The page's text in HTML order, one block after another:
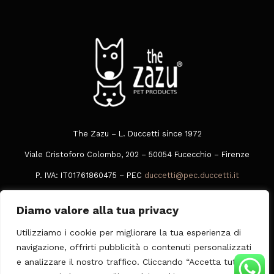
Diamo valore alla tua privacy
Utilizziamo i cookie per migliorare la tua esperienza di
navigazione, offrirti pubblicità o contenuti personalizzati
e analizzare il nostro traffico. Cliccando “Accetta tutti”,
The Zazu – L. Duccetti since 1972
Viale Cristoforo Colombo, 202 – 50054 Fucecchio – Firenze
P. IVA: IT01761860475 – PEC duccetti@pec.duccetti.it
Privacy Policy |Cookie Policy|Condizioni Generali di Vendita